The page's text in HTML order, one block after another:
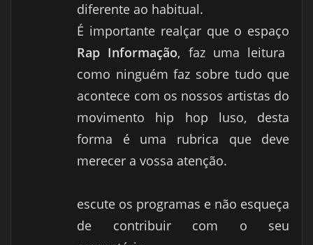
diferente ao habitual.
É importante realçar que o espaço
Rap Informação, faz uma leitura
como ninguém faz sobre tudo que
acontece com os nossos artistas do
movimento hip hop luso, desta
forma é uma rubrica que deve
merecer a vossa atenção.
escute os programas e não esqueça
de contribuir com o seu